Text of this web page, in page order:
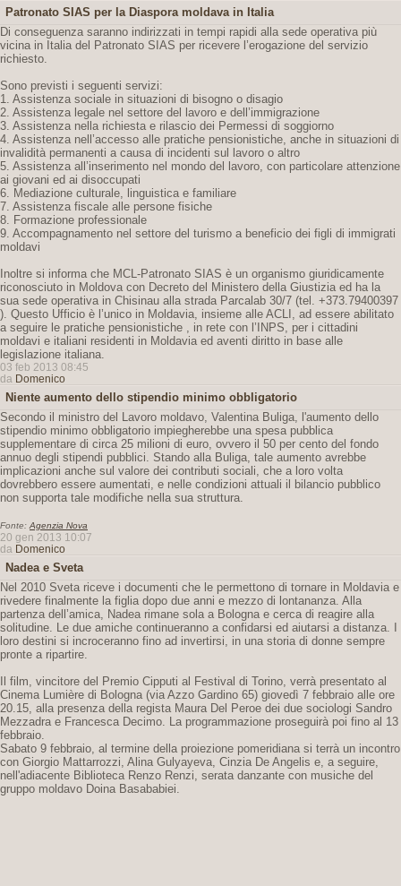
Patronato SIAS per la Diaspora moldava in Italia
Di conseguenza saranno indirizzati in tempi rapidi alla sede operativa più
vicina in Italia del Patronato SIAS per ricevere l’erogazione del servizio
richiesto.
Sono previsti i seguenti servizi:
1. Assistenza sociale in situazioni di bisogno o disagio
2. Assistenza legale nel settore del lavoro e dell’immigrazione
3. Assistenza nella richiesta e rilascio dei Permessi di soggiorno
4. Assistenza nell’accesso alle pratiche pensionistiche, anche in situazioni di
invalidità permanenti a causa di incidenti sul lavoro o altro
5. Assistenza all’inserimento nel mondo del lavoro, con particolare attenzione
ai giovani ed ai disoccupati
6. Mediazione culturale, linguistica e familiare
7. Assistenza fiscale alle persone fisiche
8. Formazione professionale
9. Accompagnamento nel settore del turismo a beneficio dei figli di immigrati
moldavi
Inoltre si informa che MCL-Patronato SIAS è un organismo giuridicamente
riconosciuto in Moldova con Decreto del Ministero della Giustizia ed ha la
sua sede operativa in Chisinau alla strada Parcalab 30/7 (tel. +373.79400397
). Questo Ufficio è l’unico in Moldavia, insieme alle ACLI, ad essere abilitato
a seguire le pratiche pensionistiche , in rete con l’INPS, per i cittadini
moldavi e italiani residenti in Moldavia ed aventi diritto in base alle
legislazione italiana.
03 feb 2013 08:45
da Domenico
Niente aumento dello stipendio minimo obbligatorio
Secondo il ministro del Lavoro moldavo, Valentina Buliga, l'aumento dello
stipendio minimo obbligatorio impiegherebbe una spesa pubblica
supplementare di circa 25 milioni di euro, ovvero il 50 per cento del fondo
annuo degli stipendi pubblici. Stando alla Buliga, tale aumento avrebbe
implicazioni anche sul valore dei contributi sociali, che a loro volta
dovrebbero essere aumentati, e nelle condizioni attuali il bilancio pubblico
non supporta tale modifiche nella sua struttura.
Fonte: Agenzia Nova
20 gen 2013 10:07
da Domenico
Nadea e Sveta
Nel 2010 Sveta riceve i documenti che le permettono di tornare in Moldavia e
rivedere finalmente la figlia dopo due anni e mezzo di lontananza. Alla
partenza dell’amica, Nadea rimane sola a Bologna e cerca di reagire alla
solitudine. Le due amiche continueranno a confidarsi ed aiutarsi a distanza. I
loro destini si incroceranno fino ad invertirsi, in una storia di donne sempre
pronte a ripartire.
Il film, vincitore del Premio Cipputi al Festival di Torino, verrà presentato al
Cinema Lumière di Bologna (via Azzo Gardino 65) giovedì 7 febbraio alle ore
20.15, alla presenza della regista Maura Del Peroe dei due sociologi Sandro
Mezzadra e Francesca Decimo. La programmazione proseguirà poi fino al 13
febbraio.
Sabato 9 febbraio, al termine della proiezione pomeridiana si terrà un incontro
con Giorgio Mattarrozzi, Alina Gulyayeva, Cinzia De Angelis e, a seguire,
nell'adiacente Biblioteca Renzo Renzi, serata danzante con musiche del
gruppo moldavo Doina Basababiei.